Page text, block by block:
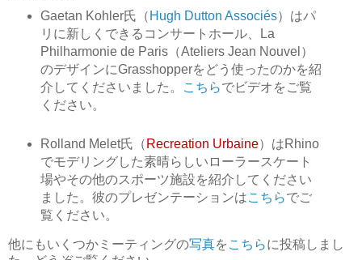
Gaetan Kohler氏（ Hugh Dutton Associés）はパ
リに新しくできるコンサートホール、La
Philharmonie de Paris（Ateliers Jean Nouvel）
のデザインにGrasshopperをどう使ったのかを紹
介してくださいました。
こちらでビデオをご覧
ください。
Rolland Melet氏（ Recreation Urbaine）はRhino
でモデリングした素晴らしいローラースケート
場やその他のスポーツ施設を紹介してください
ました。彼のプレゼンテーションはこちらでご
覧ください。
他にもいくつかミーティングの写真を こちらに投稿しまし